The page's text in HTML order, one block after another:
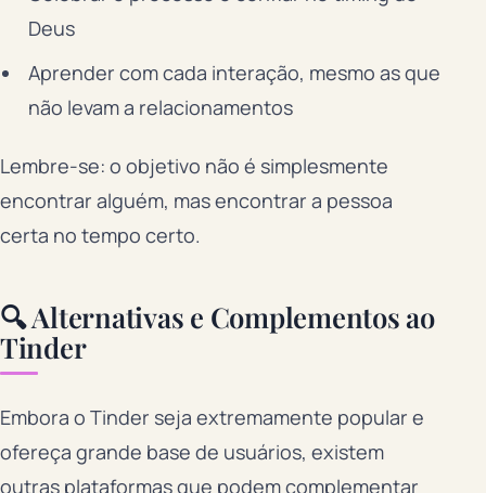
Deus
Aprender com cada interação, mesmo as que
não levam a relacionamentos
Lembre-se: o objetivo não é simplesmente
encontrar alguém, mas encontrar a pessoa
certa no tempo certo.
🔍 Alternativas e Complementos ao
Tinder
Embora o Tinder seja extremamente popular e
ofereça grande base de usuários, existem
outras plataformas que podem complementar